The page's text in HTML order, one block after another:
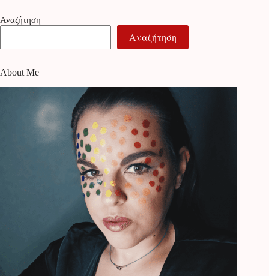
Αναζήτηση
Αναζήτηση
About Me